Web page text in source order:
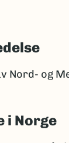
Nord- og
i Norge